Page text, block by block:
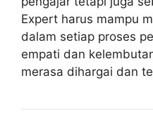
Expert harus mampu
dalam setiap proses
empati dan
merasa dihargai dan